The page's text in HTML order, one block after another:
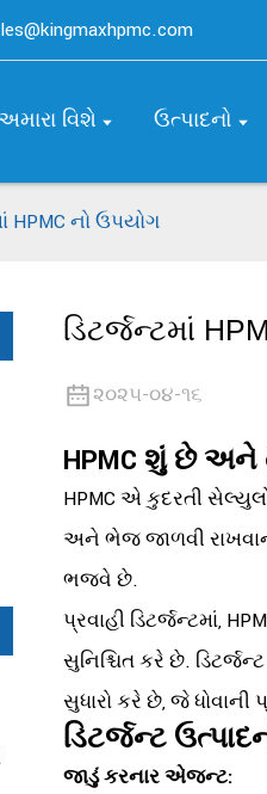
અમારા વિશે ઉત્પાદનો
HPMC નો ઉપયોગ
ડિટર્જન્ટમાં
૨૦૨૫-૦૪-૧૬
HPMC શું છે અને
HPMC એ કુદરતી
અને ભેજ જાળવી
ભજવે છે.
પ્રવાહી ડિટર્જન્ટમાં,
સુનિશ્ચિત કરે છે.
સુધારો કરે છે, જે ધોવાની
ડિટર્જન્ટ
જાડું કરનાર એજન્ટ: